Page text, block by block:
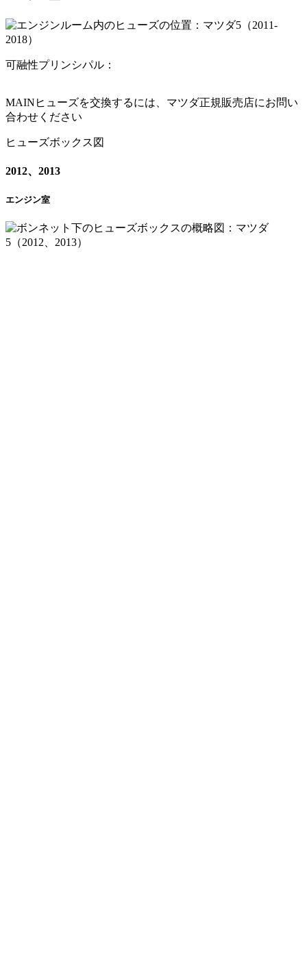
可融性プリンシパル：
MAINヒューズを交換するには、マツダ正規販売店にお問い
合わせください
ヒューズボックス図
2012、2013
エンジン室